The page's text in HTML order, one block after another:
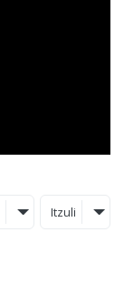
Itzuli